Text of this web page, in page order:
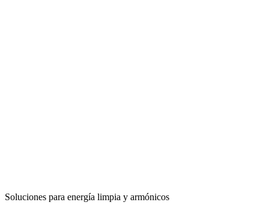
Soluciones para energía limpia y armónicos